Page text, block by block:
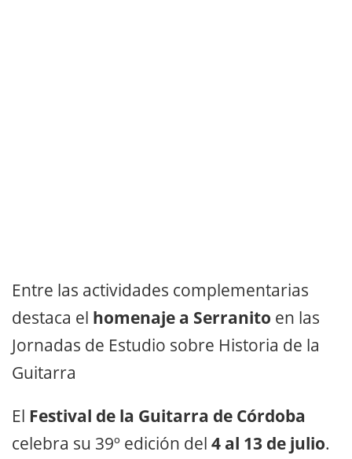
Entre las actividades complementarias
destaca el homenaje a Serranito en las
Jornadas de Estudio sobre Historia de la
Guitarra
El Festival de la Guitarra de Córdoba
celebra su 39º edición del 4 al 13 de julio.